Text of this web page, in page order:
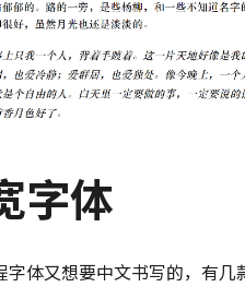
字体
体又想要中文书写的，有几